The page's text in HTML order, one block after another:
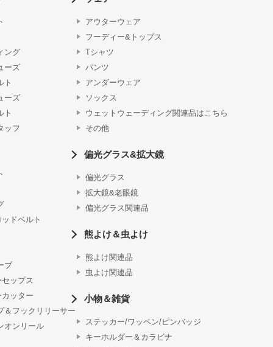
ング
ーズ
ト
ーズ
ト
ッフ
ドベルト
ブ
ップス
ッター
＆フックリリーサー
オンリール
アウターウェア
フーディー&トップス
Tシャツ
パンツ
アンダーウェア
ソックス
ウェットウェーディング関連品はこちら
その他
偏光グラス&拡大鏡
偏光グラス
拡大鏡&老眼鏡
偏光グラス関連品
熊よけ＆虫よけ
熊よけ関連品
虫よけ関連品
小物＆雑貨
ステッカー/ワッペン/ピンバッジ
キーホルダー＆カラビナ